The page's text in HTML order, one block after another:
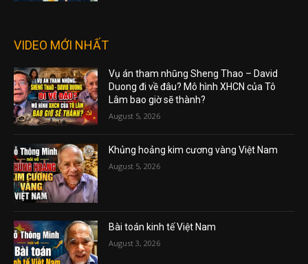
VIDEO MỚI NHẤT
Vụ án tham nhũng Sheng Thao – David
Duong đi về đâu? Mô hình XHCN của Tô
Lâm bao giờ sẽ thành?
August 5, 2026
Khủng hoảng kim cương vàng Việt Nam
August 5, 2026
Bài toán kinh tế Việt Nam
August 3, 2026